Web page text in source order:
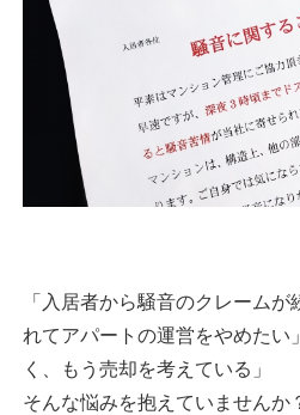
「入居者から騒音のクレーム
れてアパートの運営をやめたい
く、もう売却を考えている」
そんな悩みを抱えていませんか